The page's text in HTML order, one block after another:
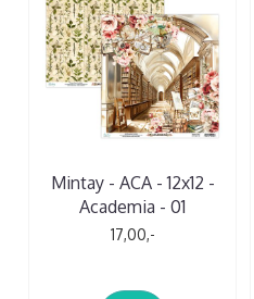
Mintay - ACA - 12x12 -
Academia - 01
17,00,-